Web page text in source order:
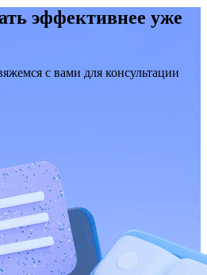
эффективнее уже
с вами для консультации